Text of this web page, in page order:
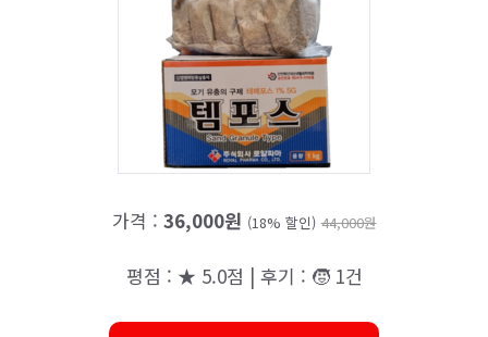
가격 : 36,000원 (18% 할인) 44,000원
평점 : ★ 5.0점 | 후기 : 🧒 1건